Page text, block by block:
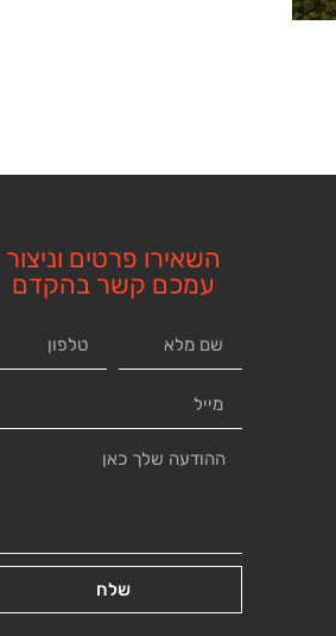
השאירו פרטים וניצור
עמכם קשר בהקדם
שלח